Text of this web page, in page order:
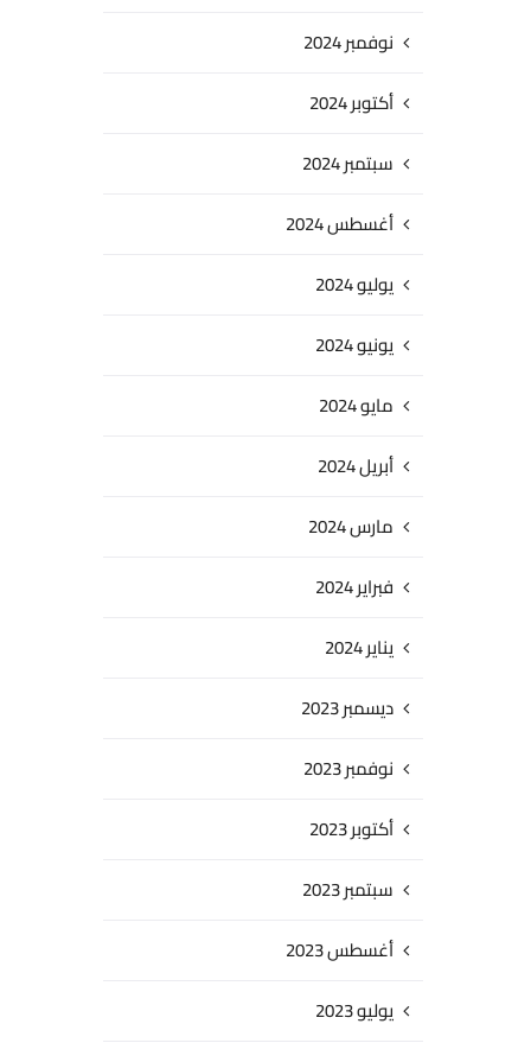
نوفمبر 2024
أكتوبر 2024
سبتمبر 2024
أغسطس 2024
يوليو 2024
يونيو 2024
مايو 2024
أبريل 2024
مارس 2024
فبراير 2024
يناير 2024
ديسمبر 2023
نوفمبر 2023
أكتوبر 2023
سبتمبر 2023
أغسطس 2023
يوليو 2023